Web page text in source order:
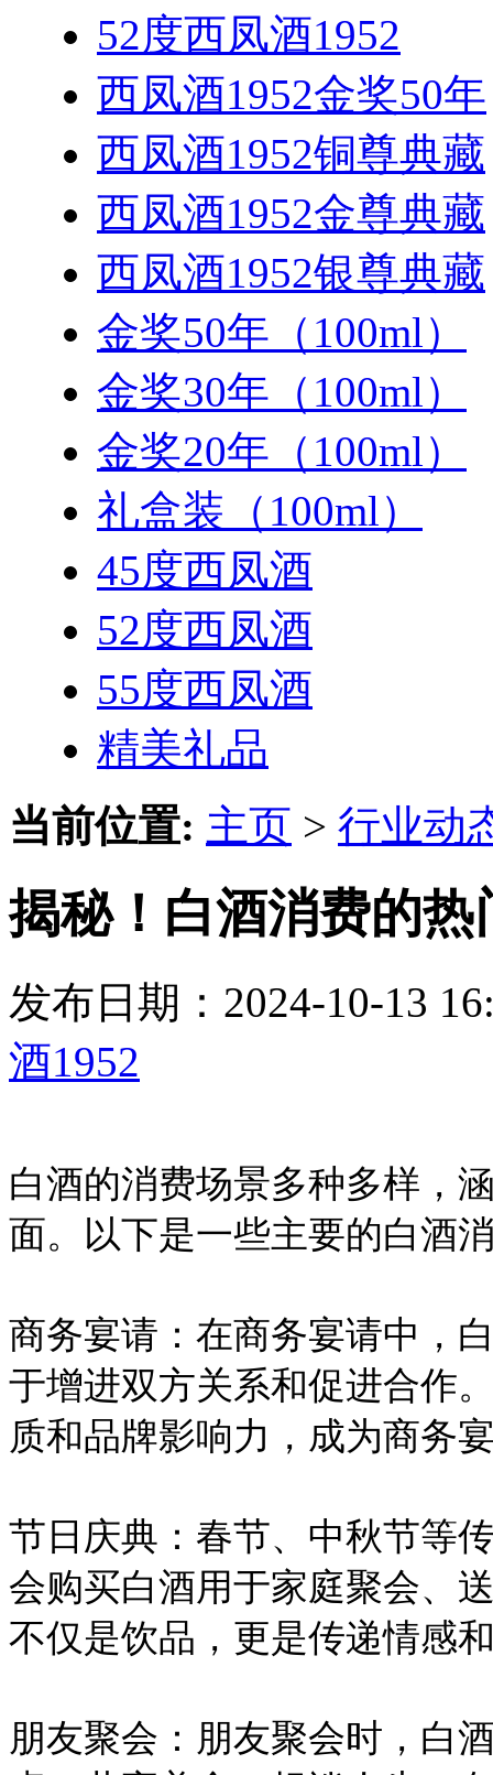
52度西凤酒1952
西凤酒1952金奖50年
西凤酒1952铜尊典藏
西凤酒1952金尊典藏
西凤酒1952银尊典藏
金奖50年（100ml）
金奖30年（100ml）
金奖20年（100ml）
礼盒装（100ml）
45度西凤酒
52度西凤酒
55度西凤酒
精美礼品
当前位置: 主页 > 行业动
揭秘！白酒消费的热
发布日期：2024-10-13
酒1952
白酒的消费场景多种多样，
面。以下是一些主要的白酒
商务宴请：在商务宴请中，
于增进双方关系和促进合作
质和品牌影响力，成为商务
节日庆典：春节、中秋节等
会购买白酒用于家庭聚会、
不仅是饮品，更是传递情感
朋友聚会：朋友聚会时，白